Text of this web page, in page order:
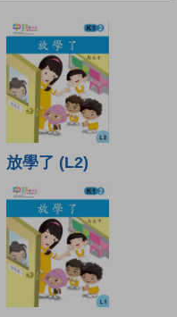
放學了 (L2)